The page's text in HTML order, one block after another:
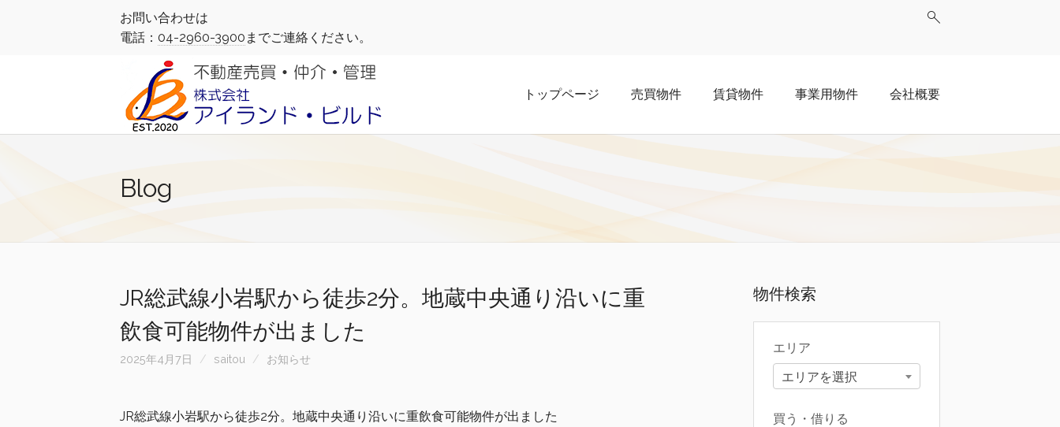
お問い合わせは
電話： 04-2960-3900 までご連絡ください。
トップページ 売買物件 賃貸物件 事業用物件 会社概要
Blog
JR総武線小岩駅から徒歩2分。地蔵中央通り沿いに重
飲食可能物件が出ました
2025年4月7日 saitou お知らせ
JR総武線小岩駅から徒歩2分。 地蔵中央通り沿いに重飲食可能物件が出ました
物件検索
エリア
エリアを選択
買う・借りる